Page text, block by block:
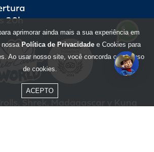
20h
aprimorar ainda mais a sua experiência em
nossa Política de Privacidade e Cookies para
Ao usar nosso site, você concorda com o uso
de cookies.
ACEPTO